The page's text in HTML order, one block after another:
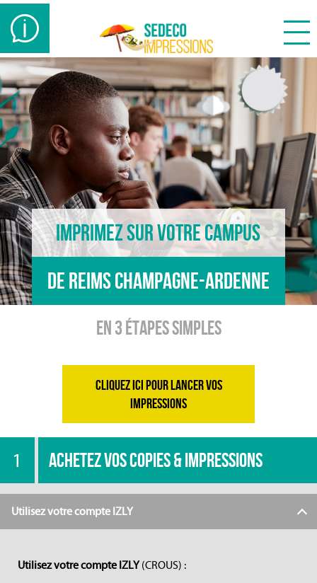
d'aide
?
Imprimez sur votre campus
De Reims Champagne-Ardenne
En 3 ÉTAPES SIMPLES
CLIQUEZ ICI POUR LANCER VOS
IMPRESSIONS
1 ACHETEZ VOS COPIES & IMPRESSIONS
Utilisez votre compte IZLY
Utilisez votre compte IZLY(CROUS) :